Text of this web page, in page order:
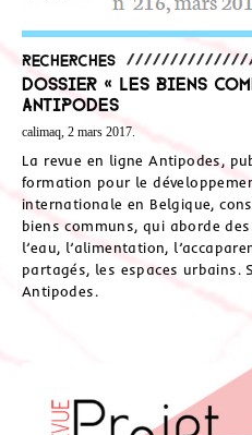
Recherches
Dossier « Les biens
Antipodes
calimaq, 2 mars 2017.
La revue en ligne Antipodes,
formation pour le
internationale en Belgique,
biens communs, qui aborde
l’eau, l’alimentation,
partagés, les espaces urbains.
Antipodes.